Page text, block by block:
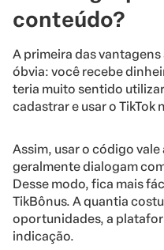
conteúdo?
A primeira das
óbvia: você recebe
teria muito sentido
cadastrar e usar o TikTok
Assim, usar o código
geralmente dialogam
Desse modo, fica mais
TikBônus. A quantia
oportunidades, a
indicação.